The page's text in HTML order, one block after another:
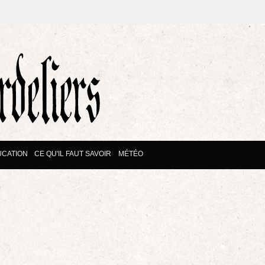
CE QU'IL FAUT SAVOIR MÉTÉO